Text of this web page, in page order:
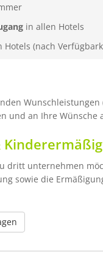
in allen Hotels
Hotels (nach
Wunschleistungen
und an Ihre Wünsche
dritt unternehmen
sowie die